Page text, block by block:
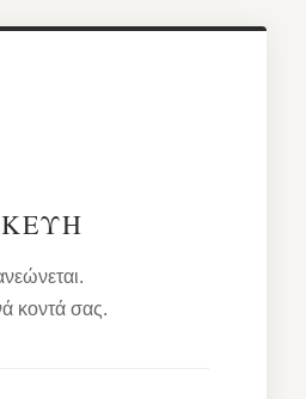
κοντά σας.